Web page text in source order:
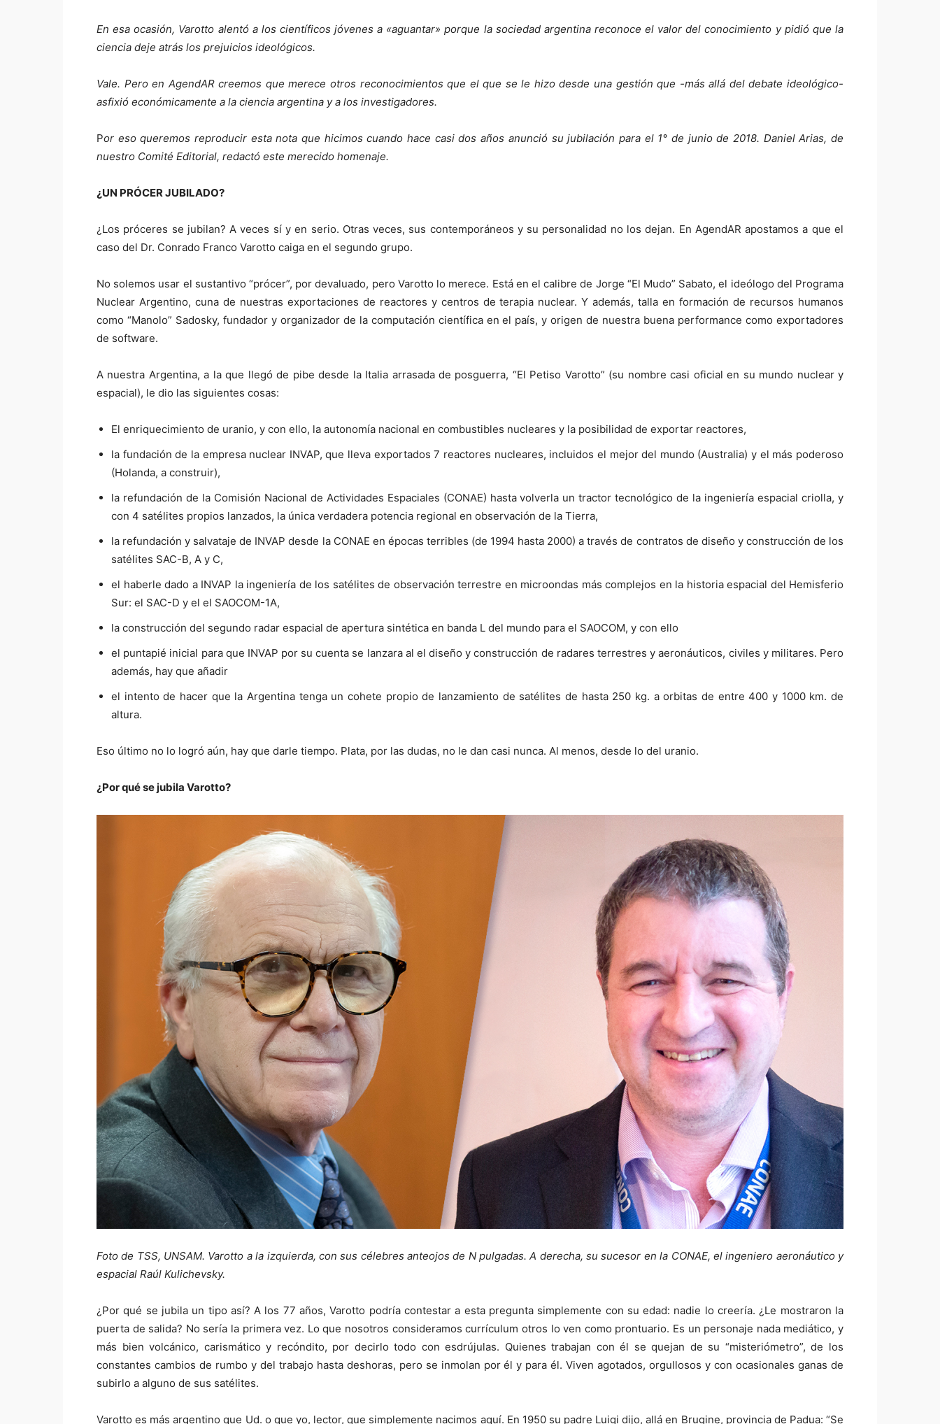
En esa ocasión, Varotto alentó a los científicos jóvenes a «aguantar» porque la sociedad argentina reconoce el valor del conocimiento y pidió que la
ciencia deje atrás los prejuicios ideológicos.
Vale. Pero en AgendAR creemos que merece otros reconocimientos que el que se le hizo desde una gestión que -más allá del debate ideológico-
asfixió económicamente a la ciencia argentina y a los investigadores.
Por eso queremos reproducir esta nota que hicimos cuando hace casi dos años anunció su jubilación para el 1° de junio de 2018. Daniel Arias, de
nuestro Comité Editorial, redactó este merecido homenaje.
¿UN PRÓCER JUBILADO?
¿Los próceres se jubilan? A veces sí y en serio. Otras veces, sus contemporáneos y su personalidad no los dejan. En AgendAR apostamos a que el
caso del Dr. Conrado Franco Varotto caiga en el segundo grupo.
No solemos usar el sustantivo “prócer”, por devaluado, pero Varotto lo merece. Está en el calibre de Jorge “El Mudo” Sabato, el ideólogo del Programa
Nuclear Argentino, cuna de nuestras exportaciones de reactores y centros de terapia nuclear. Y además, talla en formación de recursos humanos
como “Manolo” Sadosky, fundador y organizador de la computación científica en el país, y origen de nuestra buena performance como exportadores
de software.
A nuestra Argentina, a la que llegó de pibe desde la Italia arrasada de posguerra, “El Petiso Varotto” (su nombre casi oficial en su mundo nuclear y
espacial), le dio las siguientes cosas:
El enriquecimiento de uranio, y con ello, la autonomía nacional en combustibles nucleares y la posibilidad de exportar reactores,
la fundación de la empresa nuclear INVAP, que lleva exportados 7 reactores nucleares, incluidos el mejor del mundo (Australia) y el más poderoso
(Holanda, a construir),
la refundación de la Comisión Nacional de Actividades Espaciales (CONAE) hasta volverla un tractor tecnológico de la ingeniería espacial criolla, y
con 4 satélites propios lanzados, la única verdadera potencia regional en observación de la Tierra,
la refundación y salvataje de INVAP desde la CONAE en épocas terribles (de 1994 hasta 2000) a través de contratos de diseño y construcción de los
satélites SAC-B, A y C,
el haberle dado a INVAP la ingeniería de los satélites de observación terrestre en microondas más complejos en la historia espacial del Hemisferio
Sur: el SAC-D y el el SAOCOM-1A,
la construcción del segundo radar espacial de apertura sintética en banda L del mundo para el SAOCOM, y con ello
el puntapié inicial para que INVAP por su cuenta se lanzara al el diseño y construcción de radares terrestres y aeronáuticos, civiles y militares. Pero
además, hay que añadir
el intento de hacer que la Argentina tenga un cohete propio de lanzamiento de satélites de hasta 250 kg. a orbitas de entre 400 y 1000 km. de
altura.
Eso último no lo logró aún, hay que darle tiempo. Plata, por las dudas, no le dan casi nunca. Al menos, desde lo del uranio.
¿Por qué se jubila Varotto?
Foto de TSS, UNSAM. Varotto a la izquierda, con sus célebres anteojos de N pulgadas. A derecha, su sucesor en la CONAE, el ingeniero aeronáutico y
espacial Raúl Kulichevsky.
¿Por qué se jubila un tipo así? A los 77 años, Varotto podría contestar a esta pregunta simplemente con su edad: nadie lo creería. ¿Le mostraron la
puerta de salida? No sería la primera vez. Lo que nosotros consideramos currículum otros lo ven como prontuario. Es un personaje nada mediático, y
más bien volcánico, carismático y recóndito, por decirlo todo con esdrújulas. Quienes trabajan con él se quejan de su “misteriómetro”, de los
constantes cambios de rumbo y del trabajo hasta deshoras, pero se inmolan por él y para él. Viven agotados, orgullosos y con ocasionales ganas de
subirlo a alguno de sus satélites.
Varotto es más argentino que Ud. o que yo, lector, que simplemente nacimos aquí. En 1950 su padre Luigi dijo, allá en Brugine, provincia de Padua: “Se